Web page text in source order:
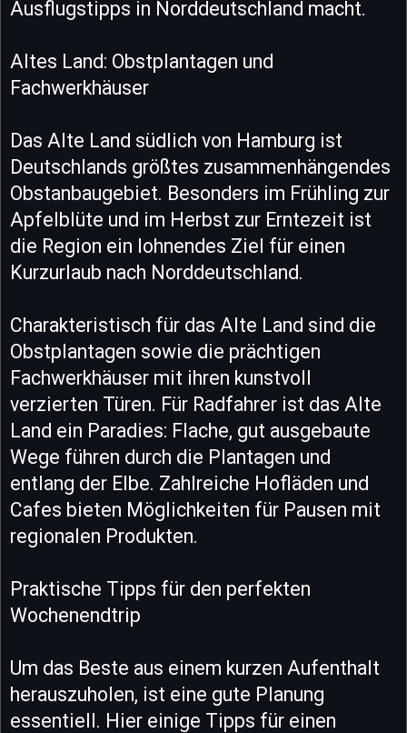
Ausflugstipps in Norddeutschland macht.
Altes Land: Obstplantagen und
Fachwerkhäuser
Das Alte Land südlich von Hamburg ist
Deutschlands größtes zusammenhängendes
Obstanbaugebiet. Besonders im Frühling zur
Apfelblüte und im Herbst zur Erntezeit ist
die Region ein lohnendes Ziel für einen
Kurzurlaub nach Norddeutschland.
Charakteristisch für das Alte Land sind die
Obstplantagen sowie die prächtigen
Fachwerkhäuser mit ihren kunstvoll
verzierten Türen. Für Radfahrer ist das Alte
Land ein Paradies: Flache, gut ausgebaute
Wege führen durch die Plantagen und
entlang der Elbe. Zahlreiche Hofläden und
Cafes bieten Möglichkeiten für Pausen mit
regionalen Produkten.
Praktische Tipps für den perfekten
Wochenendtrip
Um das Beste aus einem kurzen Aufenthalt
herauszuholen, ist eine gute Planung
essentiell. Hier einige Tipps für einen